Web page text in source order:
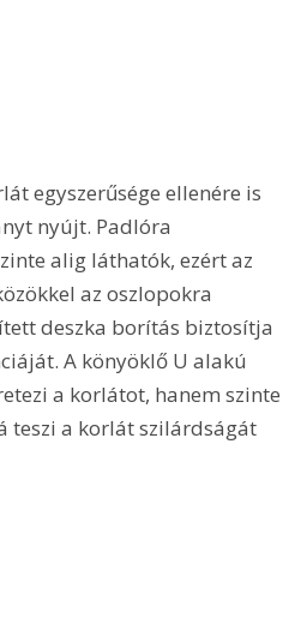
egyszerűsége ellenére is
nyújt. Padlóra
alig láthatók, ezért az
az oszlopokra
deszka borítás biztosítja
A könyöklő U alakú
a korlátot, hanem szinte
teszi a korlát szilárdságát